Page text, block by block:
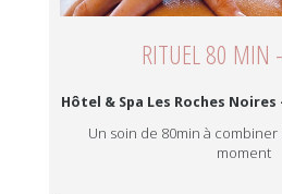
RITUEL 80 MIN
Hôtel & Spa Les Roches Noires
Un soin de 80min à
moment